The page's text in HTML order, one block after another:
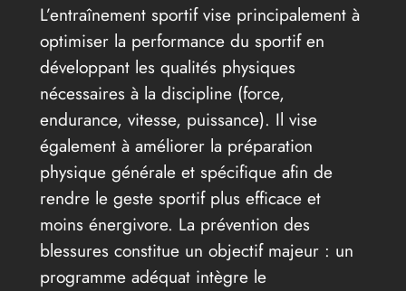
L’entraînement sportif vise principalement à
optimiser la performance du sportif en
développant les qualités physiques
nécessaires à la discipline (force,
endurance, vitesse, puissance). Il vise
également à améliorer la préparation
physique générale et spécifique afin de
rendre le geste sportif plus efficace et
moins énergivore. La prévention des
blessures constitue un objectif majeur : un
programme adéquat intègre le